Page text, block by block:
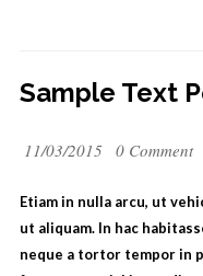
Sample Text
11/03/2015 0 Comment
Etiam in nulla arcu, ut
ut aliquam. In hac
neque a tortor tempor in